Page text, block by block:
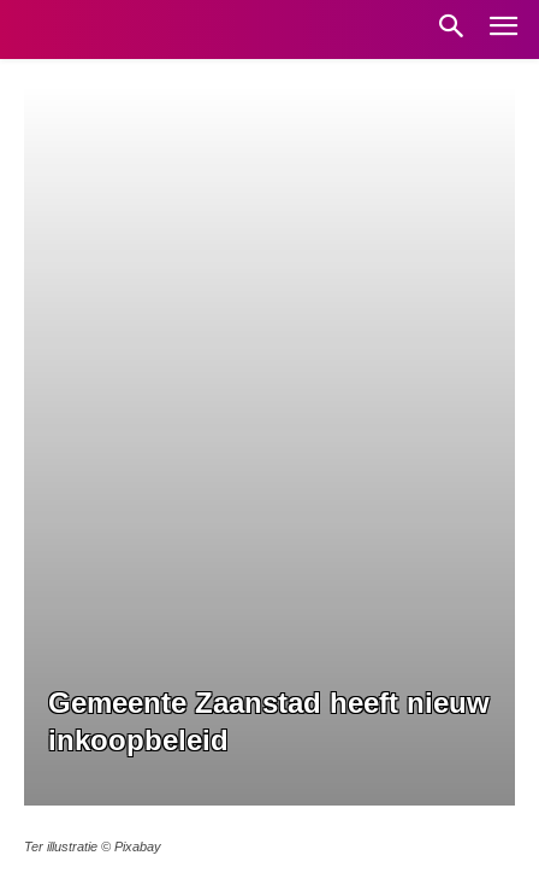
Gemeente Zaanstad heeft nieuw
inkoopbeleid
Ter illustratie © Pixabay